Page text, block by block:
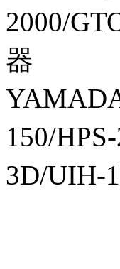
2000/
器
150/
3D/UIH-